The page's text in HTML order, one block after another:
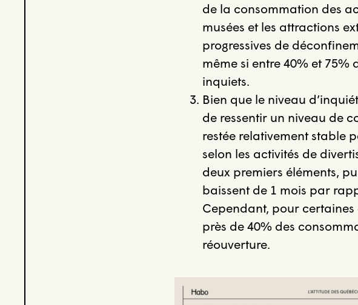
de la consommation des
musées et les attractions
progressives de
même si entre 40% et 75%
inquiets.
Bien que le niveau
de ressentir un niveau de
restée relativement stable
selon les activités de
deux premiers éléments,
baissent de 1 mois par
Cependant, pour certaines
près de 40% des
réouverture.